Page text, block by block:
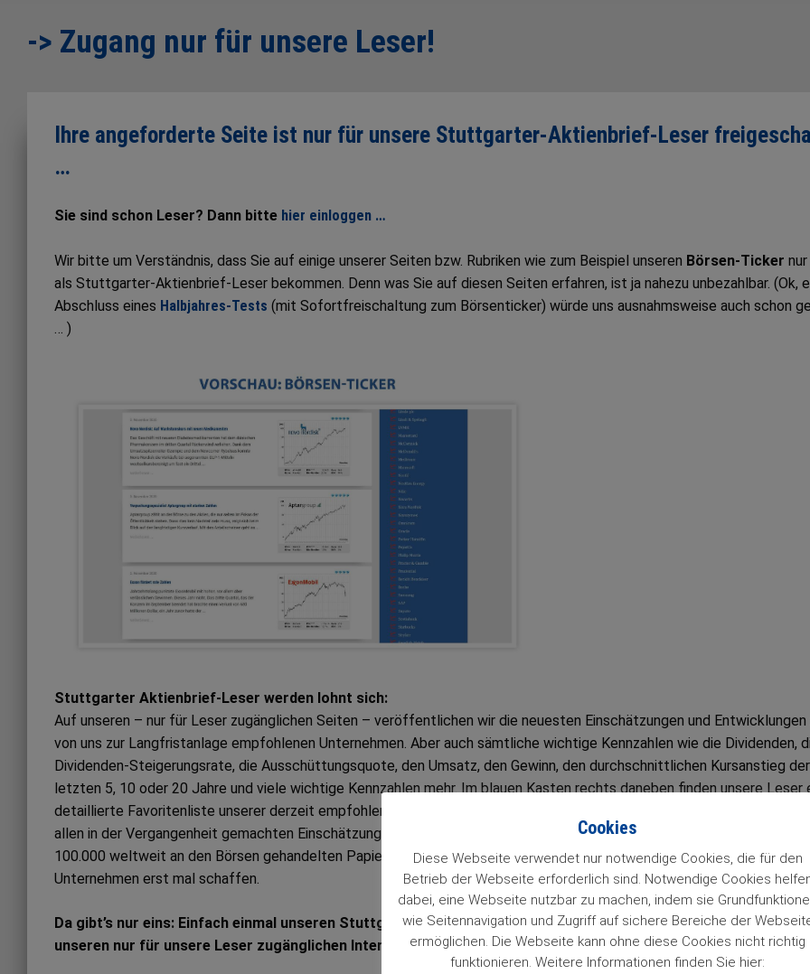
-> Zugang nur für unsere Leser!
Ihre angeforderte Seite ist nur für unsere Stuttgarter-Aktienbrief-Leser
…
Sie sind schon Leser? Dann bitte hier einloggen …
Wir bitte um Verständnis, dass Sie auf einige unserer Seiten bzw. Rubriken wie zum Beispiel unseren Börsen-Ticker
als Stuttgarter-Aktienbrief-Leser bekommen. Denn was Sie auf diesen Seiten erfahren, ist ja nahezu unbezahlbar. (Ok,
Abschluss eines Halbjahres-Tests (mit Sofortfreischaltung zum Börsenticker) würde uns ausnahmsweise auch schon
… )
Stuttgarter Aktienbrief-Leser werden lohnt sich:
Auf unseren – nur für Leser zugänglichen Seiten – veröffentlichen wir die neuesten Einschätzungen und Entwicklungen
von uns zur Langfristanlage empfohlenen Unternehmen. Aber auch sämtliche wichtige Kennzahlen wie die Dividenden,
Dividenden-Steigerungsrate, die Ausschüttungsquote, den Umsatz, den Gewinn, den durchschnittlichen Kursanstieg der
letzten 5, 10 oder 20 Jahre und viele wichtige Kennzahlen mehr. Im blauen Kasten rechts daneben finden unsere Leser
detaillierte Favoritenliste unserer derzeit empfohlenen 84 Wachstumstitel. Mit einem Klick auf den Titel gelangt man
allen in der Vergangenheit gemachten Einschätzungen. Also Zugriff auf Informationen zu unseren „84 Lieblingen“, die
100.000 weltweit an den Börsen gehandelten Papieren das Prädikat Wachstumswert von uns erhalten haben. Das muss
Unternehmen erst mal schaffen.
Da gibt’s nur eins: Einfach einmal unseren Stuttgarter Aktienbrief unverbindlich testenmit Sofortfreischaltung
unseren nur für unsere Leser zugänglichen Internetseiten …
Cookies
Diese Webseite verwendet nur notwendige Cookies, die für den
Betrieb der Webseite erforderlich sind. Notwendige Cookies
dabei, eine Webseite nutzbar zu machen, indem sie
wie Seitennavigation und Zugriff auf sichere Bereiche der
ermöglichen. Die Webseite kann ohne diese Cookies nicht richtig
funktionieren. Weitere Informationen finden Sie hier: